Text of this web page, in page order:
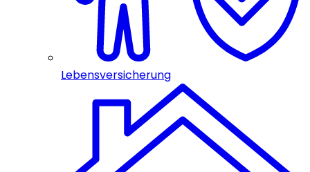
Lebensversicherung